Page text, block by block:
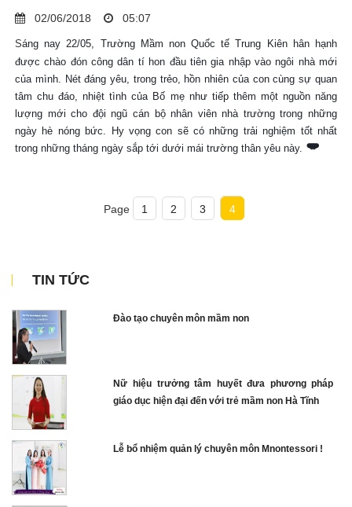
02/06/2018 05:07
Sáng nay 22/05, Trường Mầm non Quốc tế Trung Kiên hân hạnh
được chào đón công dân tí hon đầu tiên gia nhập vào ngôi nhà mới
của mình. Nét đáng yêu, trong trẻo, hồn nhiên của con cùng sự quan
tâm chu đáo, nhiệt tình của Bố mẹ như tiếp thêm một nguồn năng
lượng mới cho đội ngũ cán bộ nhân viên nhà trường trong những
ngày hè nóng bức. Hy vọng con sẽ có những trải nghiệm tốt nhất
trong những tháng ngày sắp tới dưới mái trường thân yêu này. ❤️
❤️
❤️
Page 1 2 3 4
TIN TỨC
Đào tạo chuyên môn mầm non
Nữ hiệu trưởng tâm huyết đưa phương pháp
giáo dục hiện đại đến với trẻ mầm non Hà Tĩnh
Lễ bổ nhiệm quản lý chuyên môn Mnontessori !